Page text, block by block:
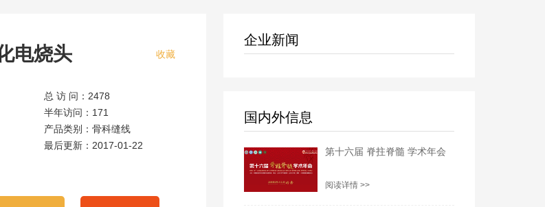
电烧头 收藏
总 访 问：2478
半年访问：171
产品类别：骨科缝线
最后更新：2017-01-22
企业新闻
国内外信息
第十六届 脊拄脊髓 学术年会
阅读详情 >>